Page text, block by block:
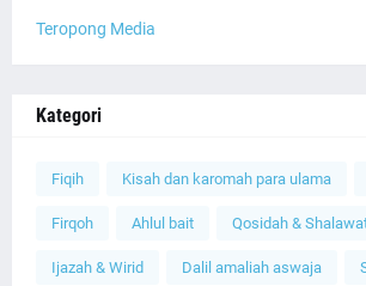
Teropong Media
Kategori
Fiqih Kisah dan karomah para ulama
Firqoh Ahlul bait Qosidah &
Ijazah & Wirid Dalil amaliah aswaja